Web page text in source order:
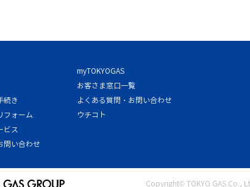
続き
フォーム
ビス
問い合わせ
myTOKYOGAS
お客さま窓口一覧
よくある質問・お問い合わせ
ウチコト
Copyright© TOKYO GAS Co.,